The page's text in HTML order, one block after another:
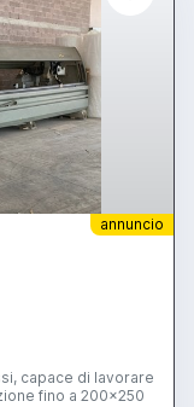
annuncio
capace di lavorare
fino a 200x250